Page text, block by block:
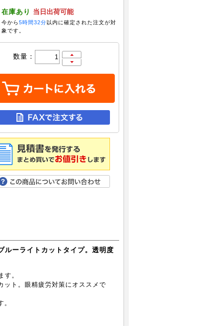
在庫あり 当日出荷可能
今から5時間32分以内に確定された注文が対
象です。
数量：
ルーライトカットタイプ。透明度
す。
ット。眼精疲労対策にオススメで
。